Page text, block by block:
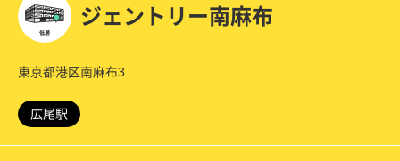
ジェントリー南麻布
東京都港区南麻布3
広尾駅